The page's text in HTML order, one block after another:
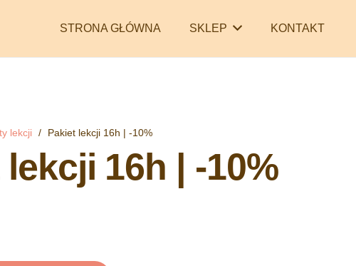
STRONA GŁÓWNA SKLEP KONTAKT
lekcji / Pakiet lekcji 16h | -10%
16h | -10%